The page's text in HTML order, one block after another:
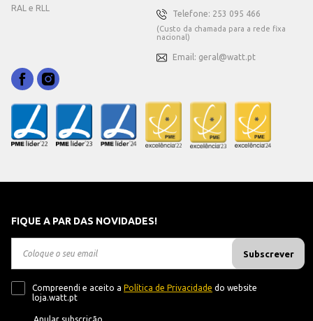
RAL e RLL
Telefone: 253 095 466
(Custo da chamada para a rede fixa
nacional)
Email: geral@watt.pt
FIQUE A PAR DAS NOVIDADES!
Subscrever
Compreendi e aceito a Política de Privacidade do website
loja.watt.pt